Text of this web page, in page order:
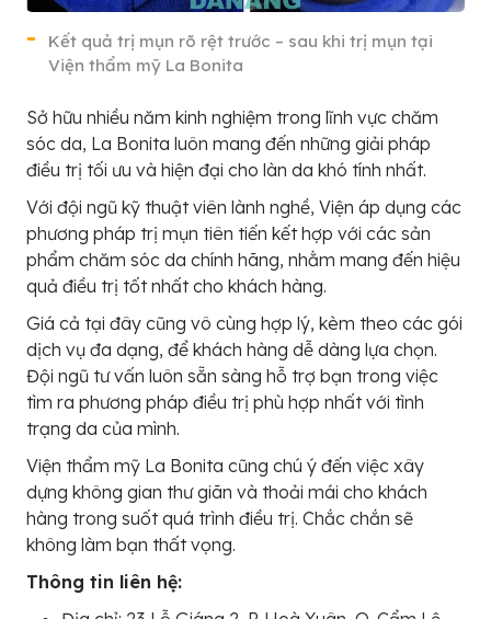
Kết quả trị mụn rõ rệt trước – sau khi trị mụn tại
Viện thẩm mỹ La Bonita
Sở hữu nhiều năm kinh nghiệm trong lĩnh vực chăm
sóc da, La Bonita luôn mang đến những giải pháp
điều trị tối ưu và hiện đại cho làn da khó tính nhất.
Với đội ngũ kỹ thuật viên lành nghề, Viện áp dụng các
phương pháp trị mụn tiên tiến kết hợp với các sản
phẩm chăm sóc da chính hãng, nhằm mang đến hiệu
quả điều trị tốt nhất cho khách hàng.
Giá cả tại đây cũng vô cùng hợp lý, kèm theo các gói
dịch vụ đa dạng, để khách hàng dễ dàng lựa chọn.
Đội ngũ tư vấn luôn sẵn sàng hỗ trợ bạn trong việc
tìm ra phương pháp điều trị phù hợp nhất với tình
trạng da của mình.
Viện thẩm mỹ La Bonita cũng chú ý đến việc xây
dựng không gian thư giãn và thoải mái cho khách
hàng trong suốt quá trình điều trị. Chắc chắn sẽ
không làm bạn thất vọng.
Thông tin liên hệ: